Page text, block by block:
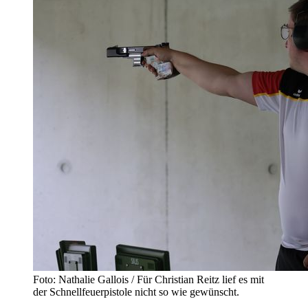
Foto: Nathalie Gallois / Für Christian Reitz lief es mit
der Schnellfeuerpistole nicht so wie gewünscht.